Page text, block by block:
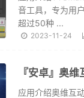
音工具，专为用
超过50种 ...
2023-11-24
『安卓』奥
应用介绍奥维互